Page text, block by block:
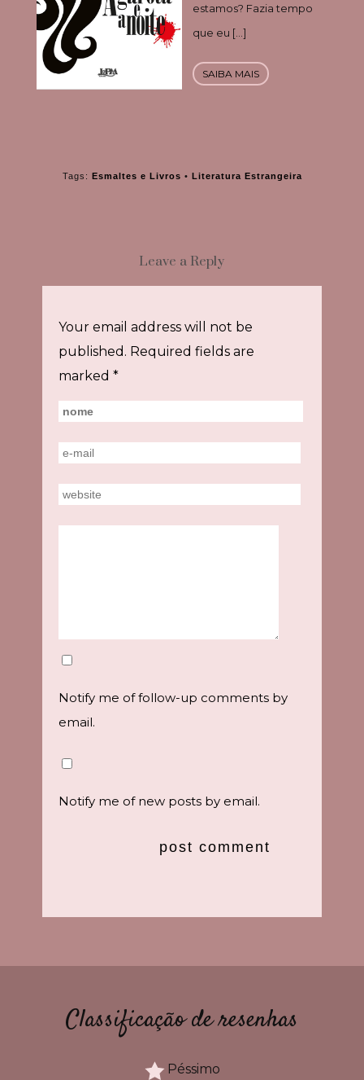
estamos? Fazia tempo
que eu […]
SAIBA MAIS
Tags: Esmaltes e Livros • Literatura Estrangeira
Leave a Reply
Your email address will not be
published. Required fields are
marked *
Notify me of follow-up comments by
email.
Notify me of new posts by email.
Classificação de resenhas
Péssimo